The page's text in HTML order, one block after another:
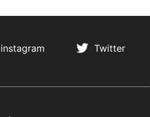
instagram Twitter